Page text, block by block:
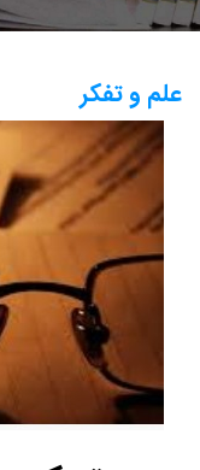
علم و تفکر